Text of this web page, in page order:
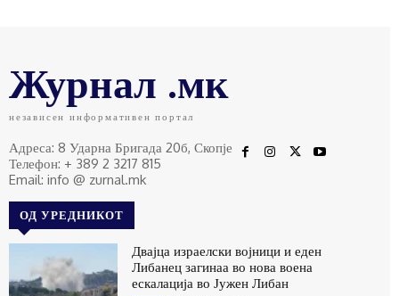
Журнал .мк
независен информативен портал
Адреса: 8 Ударна Бригада 20б, Скопје
Телефон: + 389 2 3217 815
Email: info @ zurnal.mk
ОД УРЕДНИКОТ
Двајца израелски војници и еден
Либанец загинаа во нова воена
ескалација во Јужен Либан